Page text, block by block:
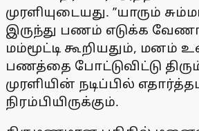
முரளியுடையது. ’’யாரும்
இருந்து பணம் எடுக்க
மம்மூட்டி கூறியதும், மனம்
பணத்தை போட்டுவிட்டு
முரளியின் நடிப்பில்
நிரம்பியிருக்கும்.